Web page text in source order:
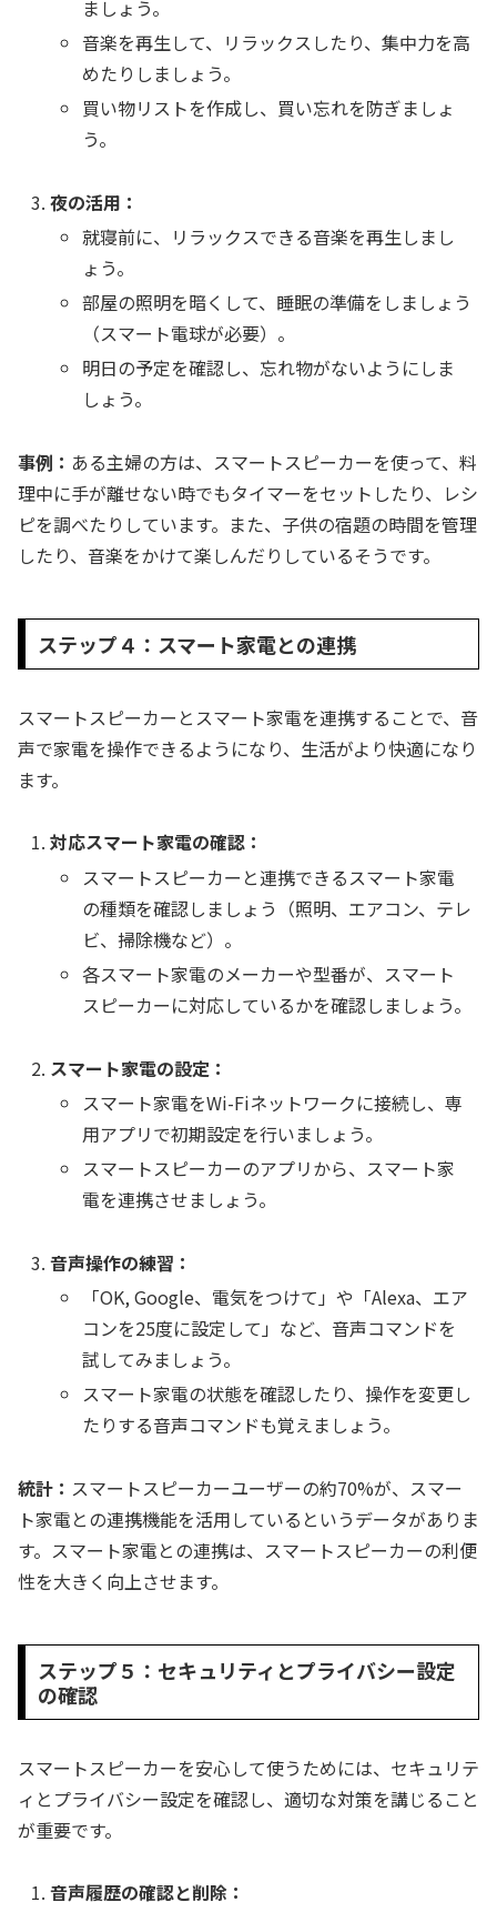
ましょう。
音楽を再生して、リラックスしたり、集中力を高
めたりしましょう。
買い物リストを作成し、買い忘れを防ぎましょ
う。
夜の活用：
就寝前に、リラックスできる音楽を再生しまし
ょう。
部屋の照明を暗くして、睡眠の準備をしましょう
（スマート電球が必要）。
明日の予定を確認し、忘れ物がないようにしま
しょう。
事例： ある主婦の方は、スマートスピーカーを使って、料
理中に手が離せない時でもタイマーをセットしたり、レシ
ピを調べたりしています。また、子供の宿題の時間を管理
したり、音楽をかけて楽しんだりしているそうです。
ステップ４：スマート家電との連携
スマートスピーカーとスマート家電を連携することで、音
声で家電を操作できるようになり、生活がより快適になり
ます。
対応スマート家電の確認：
スマートスピーカーと連携できるスマート家電
の種類を確認しましょう（照明、エアコン、テレ
ビ、掃除機など）。
各スマート家電のメーカーや型番が、スマート
スピーカーに対応しているかを確認しましょう。
スマート家電の設定：
スマート家電をWi-Fiネットワークに接続し、専
用アプリで初期設定を行いましょう。
スマートスピーカーのアプリから、スマート家
電を連携させましょう。
音声操作の練習：
「OK, Google、電気をつけて」や「Alexa、エア
コンを25度に設定して」など、音声コマンドを
試してみましょう。
スマート家電の状態を確認したり、操作を変更し
たりする音声コマンドも覚えましょう。
統計： スマートスピーカーユーザーの約70%が、スマー
ト家電との連携機能を活用しているというデータがありま
す。スマート家電との連携は、スマートスピーカーの利便
性を大きく向上させます。
ステップ５：セキュリティとプライバシー設定
の確認
スマートスピーカーを安心して使うためには、セキュリテ
ィとプライバシー設定を確認し、適切な対策を講じること
が重要です。
音声履歴の確認と削除：